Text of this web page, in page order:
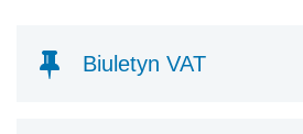
Biuletyn VAT